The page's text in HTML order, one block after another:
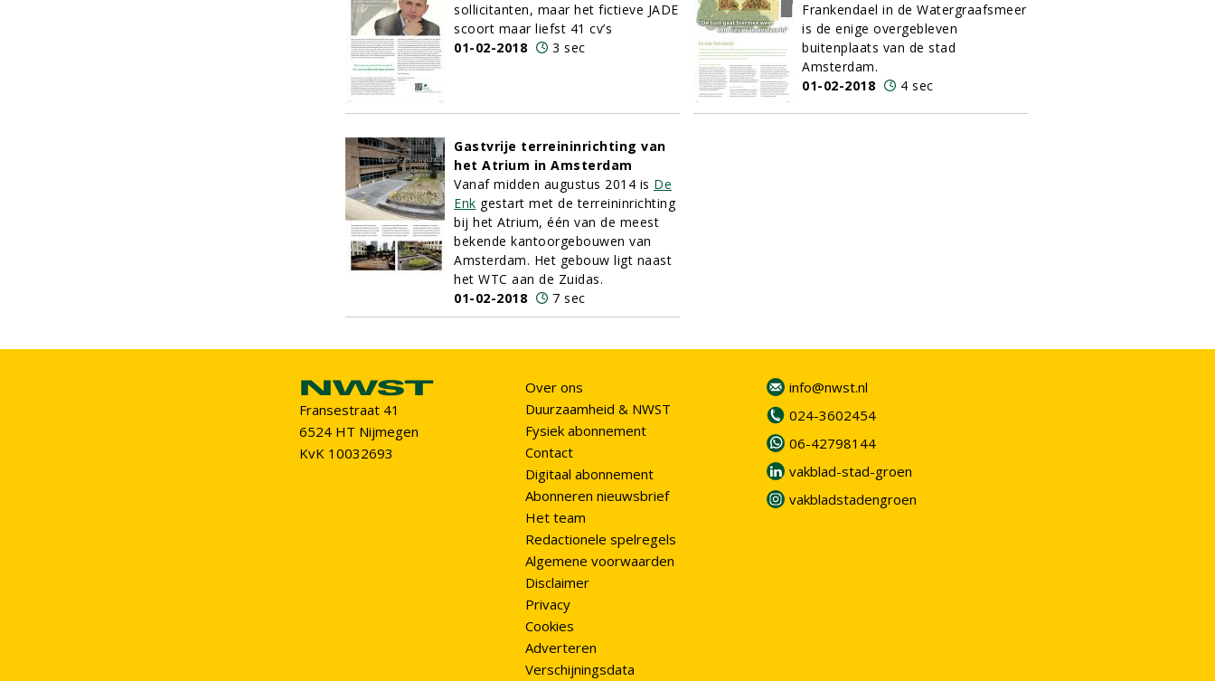
sollicitanten, maar het fictieve JADE
scoort maar liefst 41 cv’s
01-02-2018
3 sec
Frankendael in de Watergraafsmeer
is de enige overgebleven
buitenplaats van de stad
Amsterdam.
01-02-2018
4 sec
Gastvrije terreininrichting van
het Atrium in Amsterdam
Vanaf midden augustus 2014 is De
Enk gestart met de terreininrichting
bij het Atrium, één van de meest
bekende kantoorgebouwen van
Amsterdam. Het gebouw ligt naast
het WTC aan de Zuidas.
01-02-2018
7 sec
Fransestraat 41
6524 HT Nijmegen
KvK 10032693
Over ons
Duurzaamheid & NWST
Fysiek abonnement
Contact
Digitaal abonnement
Abonneren nieuwsbrief
Het team
Redactionele spelregels
Algemene voorwaarden
Disclaimer
Privacy
Cookies
Adverteren
Verschijningsdata
info@nwst.nl
024-3602454
06-42798144
vakblad-stad-groen
vakbladstadengroen